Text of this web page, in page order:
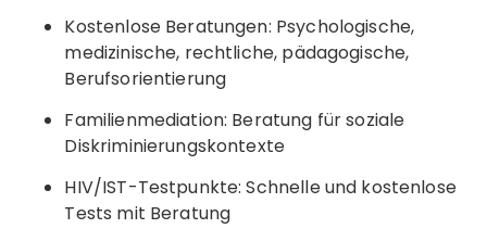
Kostenlose Beratungen: Psychologische,
medizinische, rechtliche, pädagogische,
Berufsorientierung
Familienmediation: Beratung für soziale
Diskriminierungskontexte
HIV/IST-Testpunkte: Schnelle und kostenlose
Tests mit Beratung